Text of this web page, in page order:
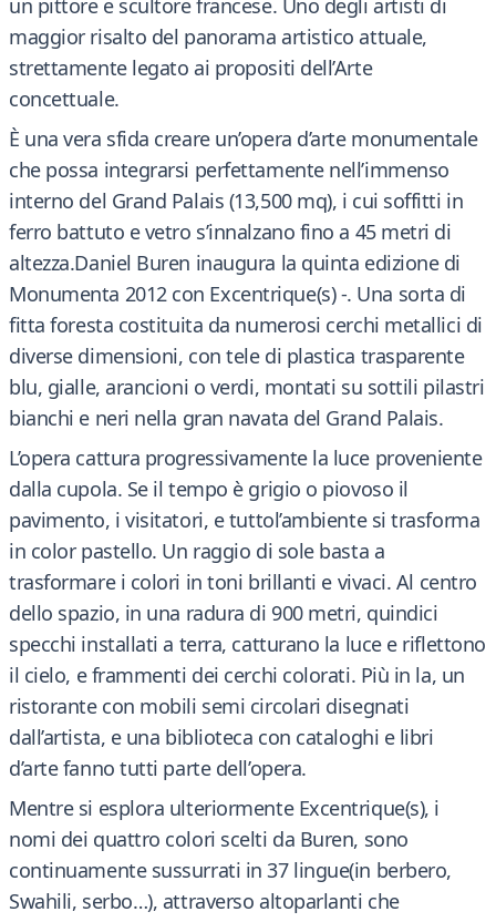
un pittore e scultore francese. Uno degli artisti di
maggior risalto del panorama artistico attuale,
strettamente legato ai propositi dell’Arte
concettuale.
È una vera sfida creare un’opera d’arte monumentale
che possa integrarsi perfettamente nell’immenso
interno del Grand Palais (13,500 mq), i cui soffitti in
ferro battuto e vetro s’innalzano fino a 45 metri di
altezza.Daniel Buren inaugura la quinta edizione di
Monumenta 2012 con Excentrique(s) -. Una sorta di
fitta foresta costituita da numerosi cerchi metallici di
diverse dimensioni, con tele di plastica trasparente
blu, gialle, arancioni o verdi, montati su sottili pilastri
bianchi e neri nella gran navata del Grand Palais.
L’opera cattura progressivamente la luce proveniente
dalla cupola. Se il tempo è grigio o piovoso il
pavimento, i visitatori, e tuttol’ambiente si trasforma
in color pastello. Un raggio di sole basta a
trasformare i colori in toni brillanti e vivaci. Al centro
dello spazio, in una radura di 900 metri, quindici
specchi installati a terra, catturano la luce e riflettono
il cielo, e frammenti dei cerchi colorati. Più in la, un
ristorante con mobili semi circolari disegnati
dall’artista, e una biblioteca con cataloghi e libri
d’arte fanno tutti parte dell’opera.
Mentre si esplora ulteriormente Excentrique(s), i
nomi dei quattro colori scelti da Buren, sono
continuamente sussurrati in 37 lingue(in berbero,
Swahili, serbo…), attraverso altoparlanti che